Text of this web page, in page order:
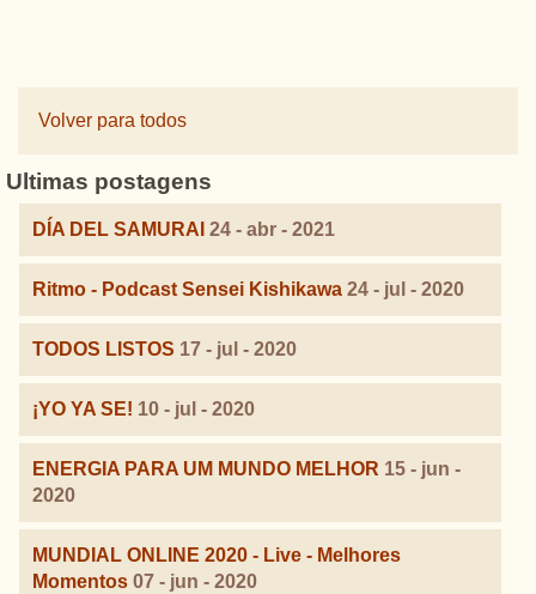
Volver para todos
Ultimas postagens
DÍA DEL SAMURAI 24 - abr - 2021
Ritmo - Podcast Sensei Kishikawa 24 - jul - 2020
TODOS LISTOS 17 - jul - 2020
¡YO YA SE! 10 - jul - 2020
ENERGIA PARA UM MUNDO MELHOR 15 - jun -
2020
MUNDIAL ONLINE 2020 - Live - Melhores
Momentos 07 - jun - 2020